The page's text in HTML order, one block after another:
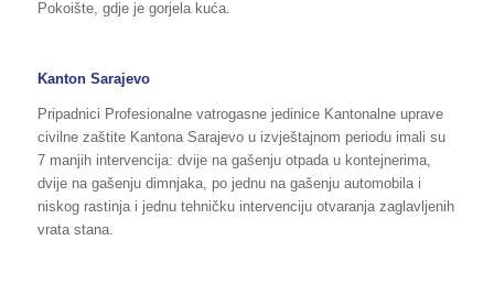
Pokoište, gdje je gorjela kuća.
Kanton Sarajevo
Pripadnici Profesionalne vatrogasne jedinice Kantonalne uprave
civilne zaštite Kantona Sarajevo u izvještajnom periodu imali su
7 manjih intervencija: dvije na gašenju otpada u kontejnerima,
dvije na gašenju dimnjaka, po jednu na gašenju automobila i
niskog rastinja i jednu tehničku intervenciju otvaranja zaglavljenih
vrata stana.